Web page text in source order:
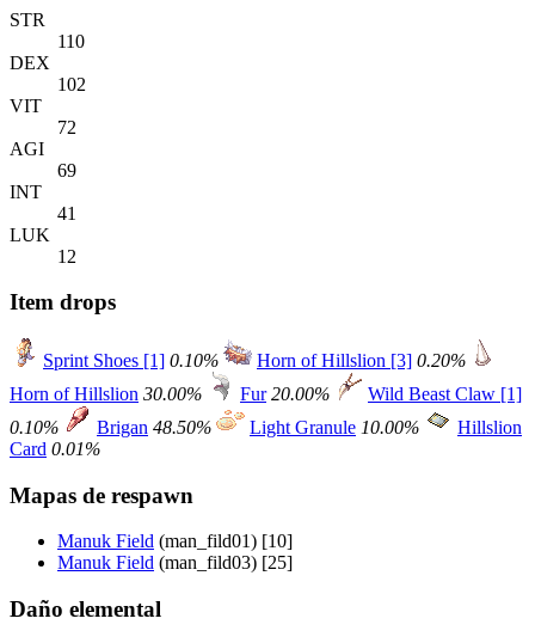
STR
110
DEX
102
VIT
72
AGI
69
INT
41
LUK
12
Item drops
Sprint Shoes [1] 0.10% Horn of Hillslion [3] 0.20%
Horn of Hillslion 30.00% Fur 20.00%
Wild Beast Claw [1]
0.10%
Brigan 48.50% Light Granule 10.00%
Hillslion
Card 0.01%
Mapas de respawn
Manuk Field (man_fild01) [10]
Manuk Field (man_fild03) [25]
Daño elemental